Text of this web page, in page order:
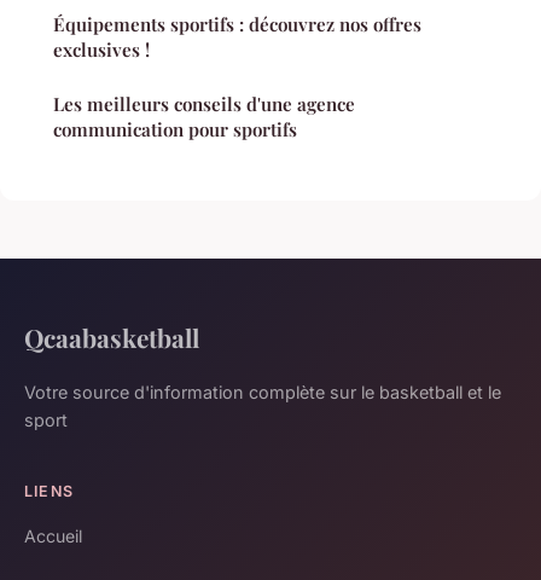
Équipements sportifs : découvrez nos offres
exclusives !
Les meilleurs conseils d'une agence
communication pour sportifs
Qcaabasketball
Votre source d'information complète sur le basketball et le
sport
LIENS
Accueil